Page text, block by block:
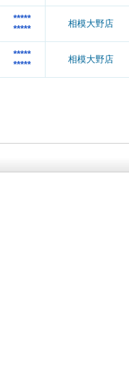
*****
*****
相模大野店
*****
*****
相模大野店